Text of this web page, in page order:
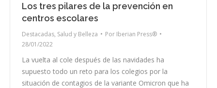
Los tres pilares de la prevención en
centros escolares
Destacadas, Salud y Belleza Por Iberian Press®
28/01/2022
La vuelta al cole después de las navidades ha
supuesto todo un reto para los colegios por la
situación de contagios de la variante Omicron que ha